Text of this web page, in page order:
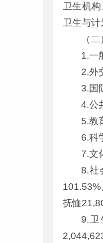
卫生机
卫生与
（
1.一
2.外
3.国
4.公
5.教
6.科
7.文
8.社
抚恤
9.卫